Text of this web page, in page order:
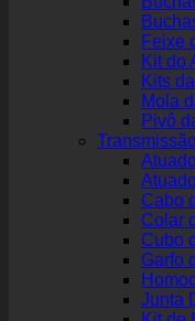
Feixe
Kit do
Kits
Mola
Pivô
Cabo
Colar
Cubo
Garfo
Junta